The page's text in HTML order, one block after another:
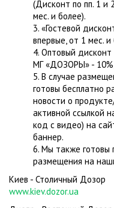
(Дисконт по пп. 1 и
мес. и более).
3. «Гостевой
впервые, от 1 мес. и
4. Оптовый
МГ «ДОЗОРЫ» -
5. В случае
готовы бесплатно
новости о
активной ссылкой
код с видео) на
баннер.
6. Мы также готовы
размещения на
Киев - Столичный Дозор
www.kiev.dozor.ua